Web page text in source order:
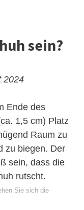
sein?
2024
Ende des
1,5 cm) Platz
Raum zu
zu biegen. Der
sein, dass die
rutscht.
Sie sich die